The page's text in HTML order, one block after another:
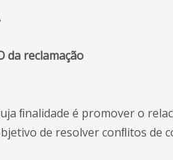
da reclamação
ﬁnalidade é promover o
de resolver conﬂitos de